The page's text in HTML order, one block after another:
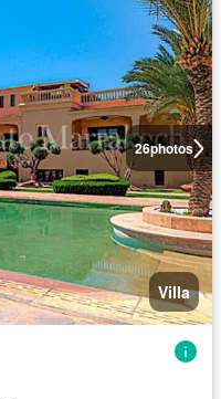
26photos
Villa